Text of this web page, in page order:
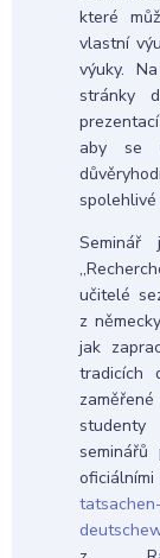
které
vlastní
výuky.
stránky
aby se
učitelé
z
jak
tradicích
oficiálními